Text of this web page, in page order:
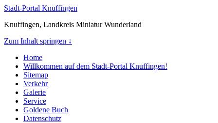
Stadt-Portal Knuffingen
Knuffingen, Landkreis Miniatur Wunderland
Zum Inhalt springen ↓
Home
Willkommen auf dem Stadt-Portal Knuffingen!
Sitemap
Verkehr
Galerie
Service
Goldene Buch
Datenschutz